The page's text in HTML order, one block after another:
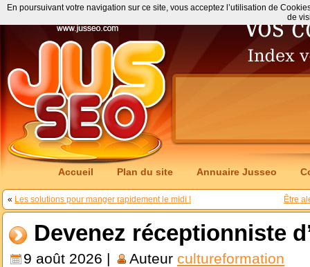
Accueil Plan du site Annuaire Jusseo
« Les solutions pour manger rapidement le midi ! Être
Devenez réceptionniste
9 août 2026 | Auteur cultureformation
En poursuivant votre navigation sur ce site, vous acceptez l’utilisation de
de